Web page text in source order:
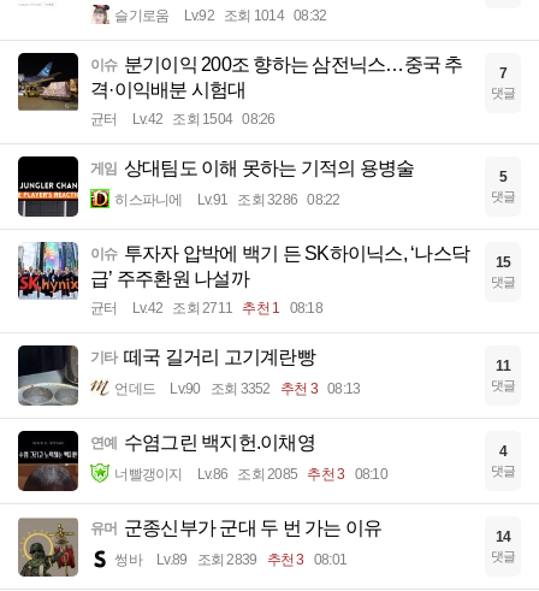
슬기로움 Lv.92 조회 1014 08:32
이슈 분기이익 200조 향하는 삼전닉스…중국 추
격·이익배분 시험대
균터 Lv.42 조회 1504 08:26
7
댓글
게임 상대팀도 이해 못하는 기적의 용병술
히스파니에 Lv.91 조회 3286 08:22
5
댓글
이슈 투자자 압박에 백기 든 SK하이닉스, ‘나스닥
급’ 주주환원 나설까
균터 Lv.42 조회 2711 추천 1 08:18
15
댓글
기타 떼국 길거리 고기계란빵
언데드 Lv.90 조회 3352 추천 3 08:13
11
댓글
연예 수염그린 백지헌.이채영
너빨갱이지 Lv.86 조회 2085 추천 3 08:10
4
댓글
유머 군종신부가 군대 두 번 가는 이유
썽바 Lv.89 조회 2839 추천 3 08:01
14
댓글